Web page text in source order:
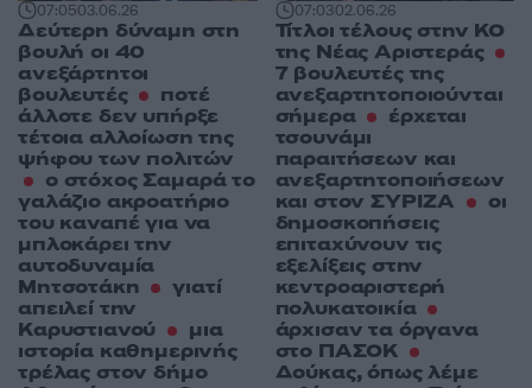
07:0503.06.26
Δεύτερη δύναμη στη
βουλή οι 40
ανεξάρτητοι
βουλευτές
ποτέ
άλλοτε δεν υπήρξε
τέτοια αλλοίωση της
ψήφου των πολιτών
ο στόχος Σαμαρά το
γαλάζιο ακροατήριο
του καναπέ για να
μπλοκάρει την
αυτοδυναμία
Μητσοτάκη
γιατί
απειλεί την
Καρυστιανού
μια
ιστορία καθημερινής
τρέλας στον δήμο
07:0302.06.26
Τίτλοι τέλους στην ΚΟ
της Νέας Αριστεράς
7 βουλευτές της
ανεξαρτητοποιούνται
σήμερα
έρχεται
τσουνάμι
παραιτήσεων και
ανεξαρτητοποιήσεων
και στον ΣΥΡΙΖΑ
οι
δημοσκοπήσεις
επιταχύνουν τις
εξελίξεις στην
κεντροαριστερή
πολυκατοικία
άρχισαν τα όργανα
στο ΠΑΣΟΚ
Δούκας, όπως λέμε